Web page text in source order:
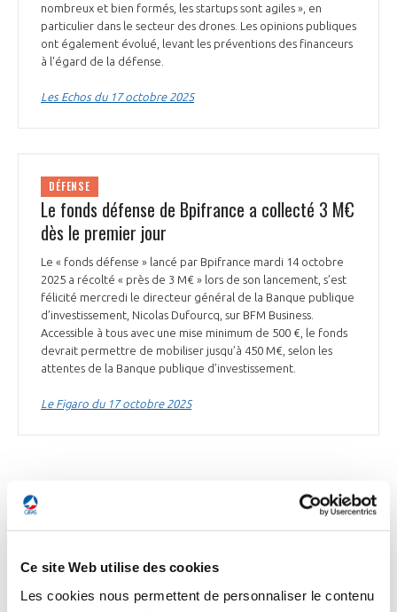
Ce site Web utilise des cookies
Les cookies nous permettent de personnaliser le contenu
nombreux et bien formés, les startups sont agiles », en
particulier dans le secteur des drones. Les opinions publiques
ont également évolué, levant les préventions des financeurs
à l'égard de la défense.
Les Echos du 17 octobre 2025
DÉFENSE
Le fonds défense de Bpifrance a collecté 3 M€
dès le premier jour
Le « fonds défense » lancé par Bpifrance mardi 14 octobre
2025 a récolté « près de 3 M€ » lors de son lancement, s’est
félicité mercredi le directeur général de la Banque publique
d’investissement, Nicolas Dufourcq, sur BFM Business.
Accessible à tous avec une mise minimum de 500 €, le fonds
devrait permettre de mobiliser jusqu’à 450 M€, selon les
attentes de la Banque publique d’investissement.
Le Figaro du 17 octobre 2025
INDUSTRIE
INDUSTRIE